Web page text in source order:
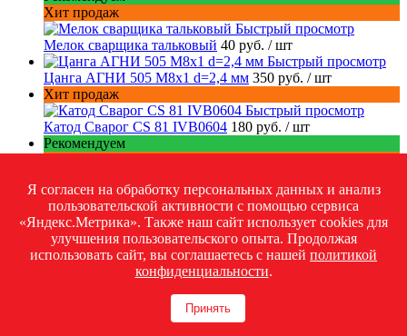
Хит продаж
Быстрый просмотр
Мелок сварщика тальковый 40 руб. / шт
Быстрый просмотр
Цанга АГНИ 505 М8х1 d=2,4 мм 350 руб. / шт
Хит продаж
Быстрый просмотр
Катод Сварог CS 81 IVB0604 180 руб. / шт
Рекомендуем
Катод Сварог CS 101-141 IVB0606 189 руб./ шт
Рекомендуем
Хит продаж
Быстрый просмотр
Катод Сварог P-80 IVB0020 163 руб./ шт
Электромагнитный клапан Сварог DC24V
Я согласен на обработку персональных данных и анализ
пользовательской активности с помощью сервиса
«Яндекс.Метрика». Также наш сайт использует cookies для
улучшения пользовательского опыта. Продолжая
использовать сайт, вы соглашаетесь с нашей политикой
конфиденциальности.
Принять